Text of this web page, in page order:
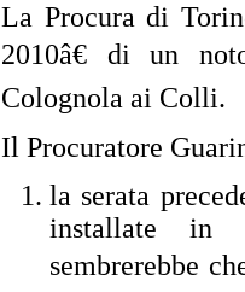
La Procura di
2010â€ di un
Colognola ai Colli.
Il Procuratore
la serata
installate in
sembrerebbe